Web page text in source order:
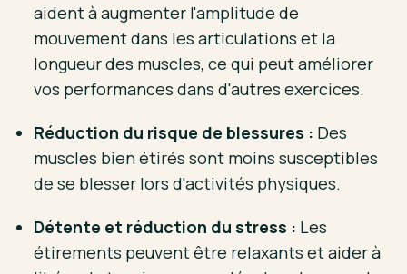
aident à augmenter l'amplitude de
mouvement dans les articulations et la
longueur des muscles, ce qui peut améliorer
vos performances dans d'autres exercices.
Réduction du risque de blessures : Des
muscles bien étirés sont moins susceptibles
de se blesser lors d'activités physiques.
Détente et réduction du stress : Les
étirements peuvent être relaxants et aider à